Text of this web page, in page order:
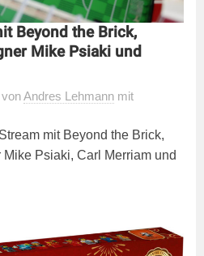
Beyond the Brick,
Mike Psiaki und
vonAndres Lehmann mit
mit Beyond the Brick,
Psiaki, Carl Merriam und